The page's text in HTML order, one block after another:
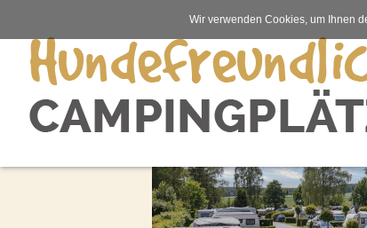
Wir verwenden Cookies, um Ihnen